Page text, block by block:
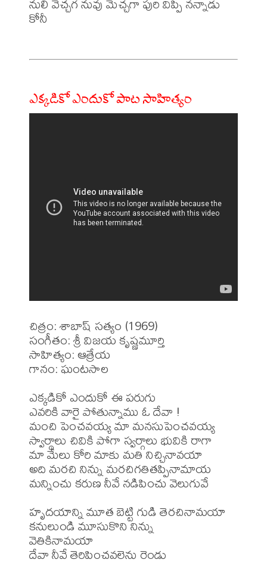
కోనీ
ఎక్కడికో ఎందుకో పాట సాహిత్యం
చిత్రం: శాబాష్ సత్యం (1969)
సంగీతం: శ్రీ విజయ కృష్ణమూర్తి
సాహిత్యం: ఆత్రేయ
గానం: ఘంటసాల
ఎక్కడికో ఎందుకో ఈ పరుగు
ఎవరికి వారై పోతున్నాము ఓ దేవా !
మంచి పెంచవయ్య మా మనసుపెంచవయ్య
స్వార్థాలు చివికి పోగా స్వర్గాలు భువికి రాగా
మా మేలు కోరి మాకు మతి నిచ్చినావయా
అది మరచి నిన్ను మరచిగతితప్పినామాయ
మన్నించు కరుణ నీవే నడిపించు వెలుగువే
హృదయాన్ని మూత బెట్టి గుడి తెరచినామయా
కనులుండి మూసుకొని నిన్ను
వెతికినామయా
దేవా నీవే తెరిపించవలెను రెండు